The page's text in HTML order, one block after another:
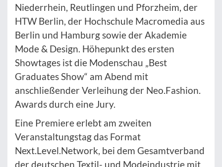
Niederrhein, Reutlingen und Pforzheim, der
HTW Berlin, der Hochschule Macromedia aus
Berlin und Hamburg sowie der Akademie
Mode & Design. Höhepunkt des ersten
Showtages ist die Modenschau „Best
Graduates Show“ am Abend mit
anschließender Verleihung der Neo.Fashion.
Awards durch eine Jury.
Eine Premiere erlebt am zweiten
Veranstaltungstag das Format
Next.Level.Network, bei dem Gesamtverband
der deutschen Textil- und Modeindustrie mit